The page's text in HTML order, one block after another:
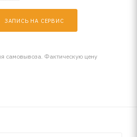
ЗАПИСЬ НА СЕРВИС
самовывоза. Фактическую цену